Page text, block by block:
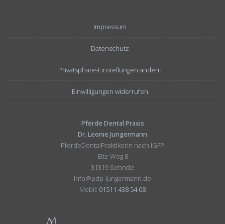
Impressum
Datenschutz
Privatsphäre-Einstellungen ändern
Einwilligungen widerrufen
Pferde Dental Praxis
Dr. Leonie Jungermann
PferdeDentalPraktikerin nach IGFP
Eltz-Weg 8
31319 Sehnde
info@pdp-jungermann.de
Mobil: 01511 438 54 08